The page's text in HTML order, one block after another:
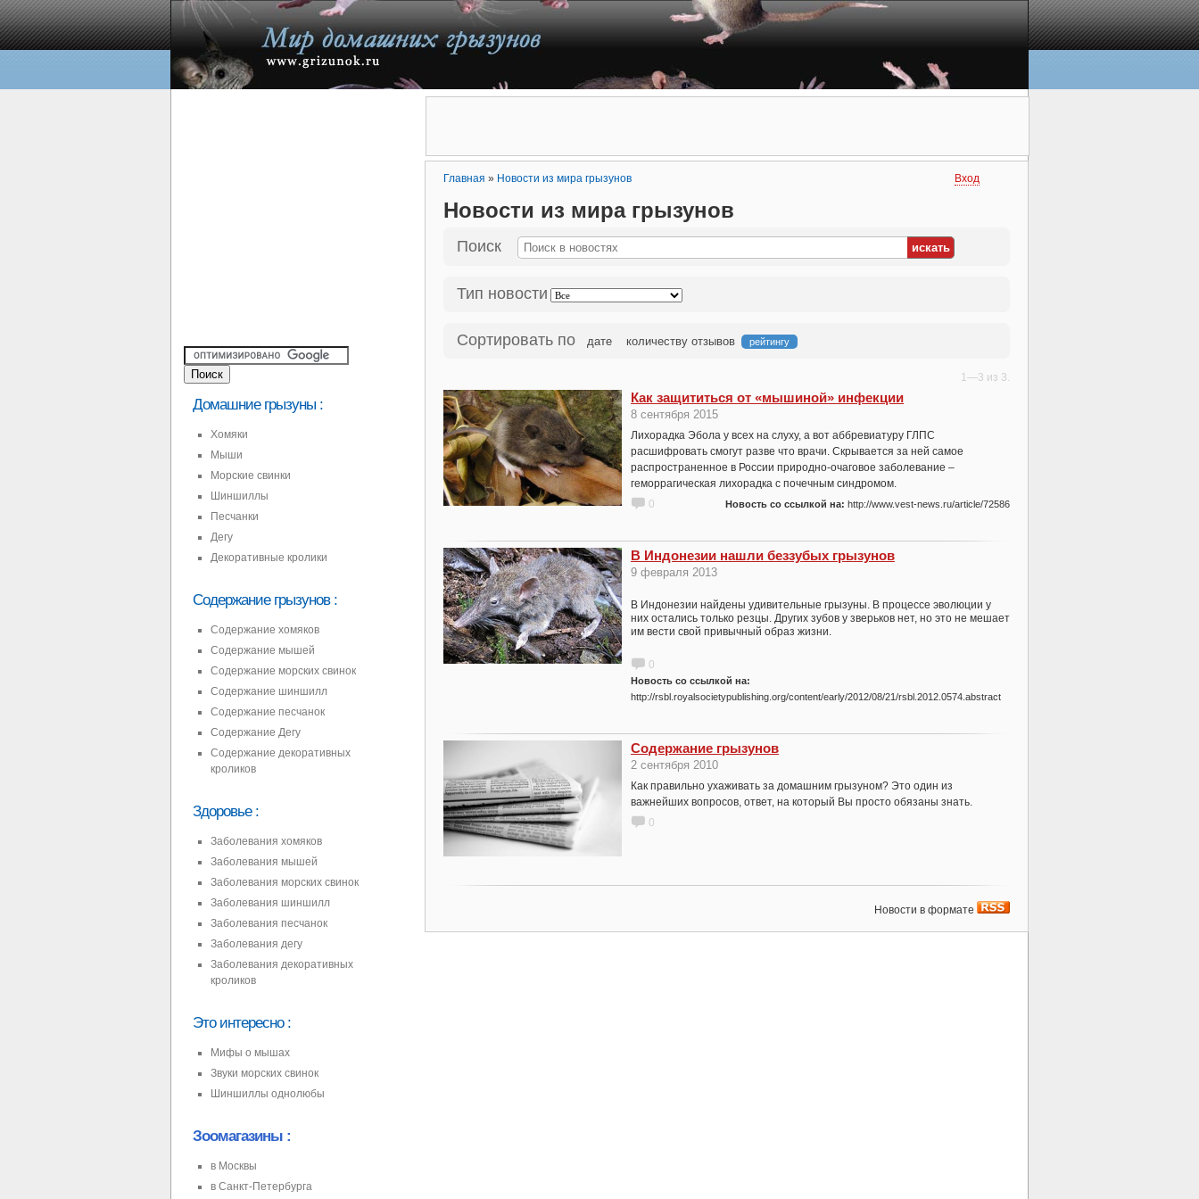
Домашние грызуны :
Хомяки
Мыши
Морские свинки
Шиншиллы
Песчанки
Дегу
Декоративные кролики
Содержание грызунов:
Содержание хомяков
Содержание мышей
Содержание морских свинок
Содержание шиншилл
Содержание песчанок
Содержание Дегу
Содержание декоративных
кроликов
Здоровье:
Заболевания хомяков
Заболевания мышей
Заболевания морских свинок
Заболевания шиншилл
Заболевания песчанок
Заболевания дегу
Заболевания декоративных
кроликов
Это интересно:
Мифы о мышах
Звуки морских свинок
Шиншиллы однолюбы
Зоомагазины :
в Москвы
в Санкт-Петербурга
Главная » Новости из мира грызунов Вход
Новости из мира грызунов
Поиск
Тип новости
Сортировать по дате количеству отзывов рейтингу
1—3 из 3.
Как защититься от «мышиной» инфекции
8 сентября 2015
Лихорадка Эбола у всех на слуху, а вот аббревиатуру ГЛПС
расшифровать смогут разве что врачи. Скрывается за ней самое
распространенное в России природно-очаговое заболевание –
геморрагическая лихорадка с почечным синдромом.
0
Новость со ссылкой на: http://www.vest-news.ru/article/72586
В Индонезии нашли беззубых грызунов
9 февраля 2013
В Индонезии найдены удивительные грызуны. В процессе эволюции у
них остались только резцы. Других зубов у зверьков нет, но это не мешает
им вести свой привычный образ жизни.
0
Новость со ссылкой на:
http://rsbl.royalsocietypublishing.org/content/early/2012/08/21/rsbl.2012.0574.abstract
Содержание грызунов
2 сентября 2010
Как правильно ухаживать за домашним грызуном? Это один из
важнейших вопросов, ответ, на который Вы просто обязаны знать.
0
Новости в формате